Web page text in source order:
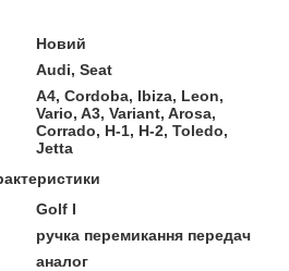
Новий
Audi, Seat
A4, Cordoba, Ibiza, Leon,
Vario, A3, Variant, Arosa,
Corrado, H-1, H-2, Toledo,
Jetta
Golf I
ручка перемикання передач
аналог